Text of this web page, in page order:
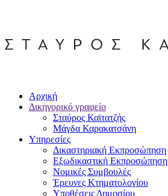
Αρχική
Δικηγορικό γραφείο
Σταύρος Καϊτατζής
Μάγδα Καρακατσάνη
Υπηρεσίες
Δικαστηριακή Εκπροσώπηση
Εξωδικαστική Εκπροσώπηση
Νομικές Συμβουλές
Έρευνες Κτηματολογίου
Υποθέσεις Δημοσίου